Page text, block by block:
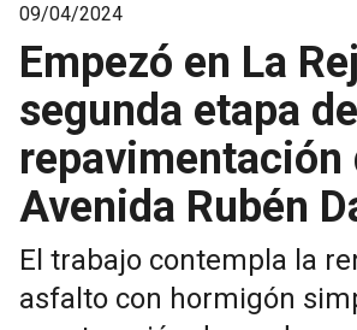
09/04/2024
Empezó en La
segunda etapa de
repavimentación
Avenida Rubén
El trabajo contempla la
asfalto con hormigón